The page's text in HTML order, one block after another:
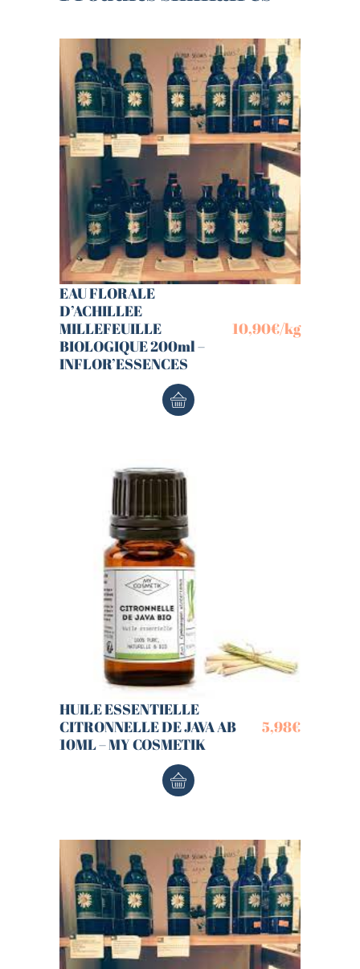
EAU FLORALE
D’ACHILLEE
MILLEFEUILLE
BIOLOGIQUE 200ml –
INFLOR’ESSENCES
10,90€/kg
HUILE ESSENTIELLE
CITRONNELLE DE JAVA AB
10ML – MY COSMETIK
5,98€